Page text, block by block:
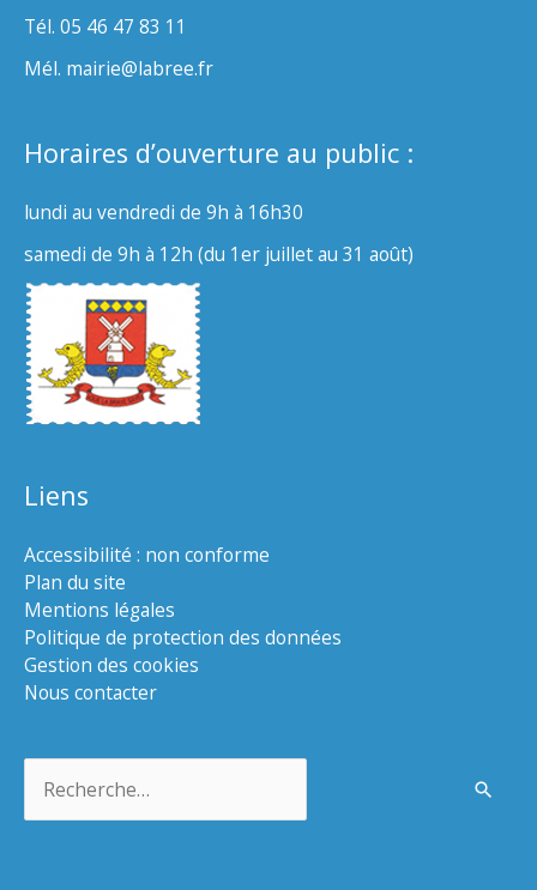
Tél. 05 46 47 83 11
Mél. mairie@labree.fr
Horaires d’ouverture au public :
lundi au vendredi de 9h à 16h30
samedi de 9h à 12h (du 1er juillet au 31 août)
Liens
Accessibilité : non conforme
Plan du site
Mentions légales
Politique de protection des données
Gestion des cookies
Nous contacter